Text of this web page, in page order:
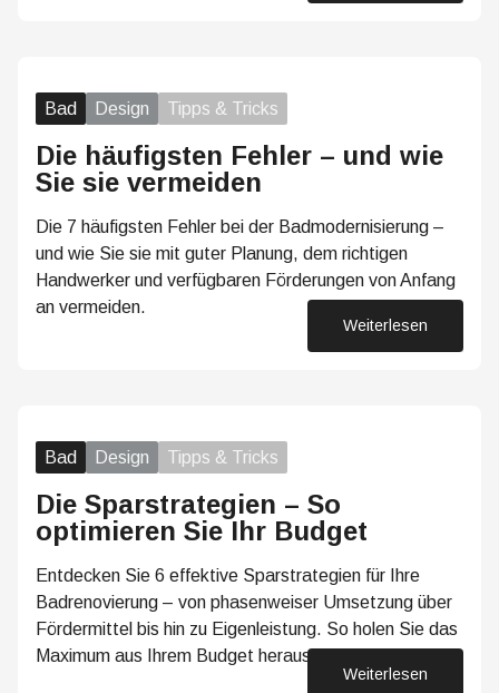
Bad Design Tipps & Tricks
Die häufigsten Fehler – und wie
Sie sie vermeiden
Die 7 häufigsten Fehler bei der Badmodernisierung –
und wie Sie sie mit guter Planung, dem richtigen
Handwerker und verfügbaren Förderungen von Anfang
an vermeiden.
Weiterlesen
Bad Design Tipps & Tricks
Die Sparstrategien – So
optimieren Sie Ihr Budget
Entdecken Sie 6 effektive Sparstrategien für Ihre
Badrenovierung – von phasenweiser Umsetzung über
Fördermittel bis hin zu Eigenleistung. So holen Sie das
Maximum aus Ihrem Budget heraus.
Weiterlesen